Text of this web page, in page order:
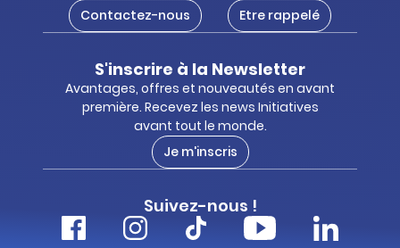
Contactez-nous
Etre rappelé
S'inscrire à la Newsletter
Avantages, offres et nouveautés en avant
première. Recevez les news Initiatives
avant tout le monde.
Je m'inscris
Suivez-nous !